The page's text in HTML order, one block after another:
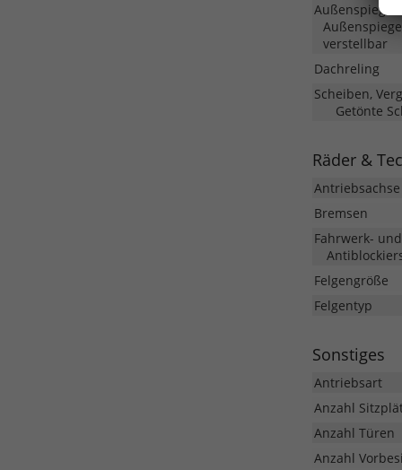
Außenspiegel
verstellbar
Dachreling
Scheiben,
Getönte
Räder &
Antriebsachse
Bremsen
Fahrwerk-
Felgengröße
Felgentyp
Sonstiges
Antriebsart
Anzahl
Anzahl Türen
Anzahl